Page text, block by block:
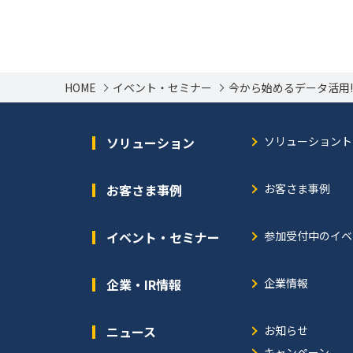
HOME イベント・セミナー 今から始めるデータ活
ソリューション ソリューション
お客さま事例 お客さま事例
イベント・セミナー 参加受付中のイ
企業・IR情報 企業情報
ニュース
お知らせ